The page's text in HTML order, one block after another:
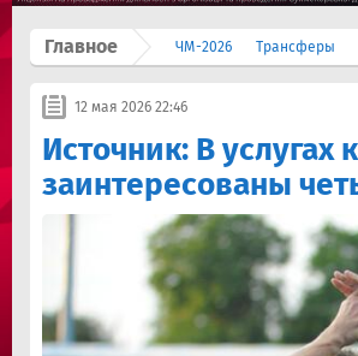
Главное ЧМ-2026 Трансферы
12 мая 2026 22:46
Источник: В услугах
заинтересованы